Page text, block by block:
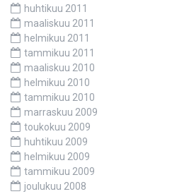
huhtikuu 2011
maaliskuu 2011
helmikuu 2011
tammikuu 2011
maaliskuu 2010
helmikuu 2010
tammikuu 2010
marraskuu 2009
toukokuu 2009
huhtikuu 2009
helmikuu 2009
tammikuu 2009
joulukuu 2008